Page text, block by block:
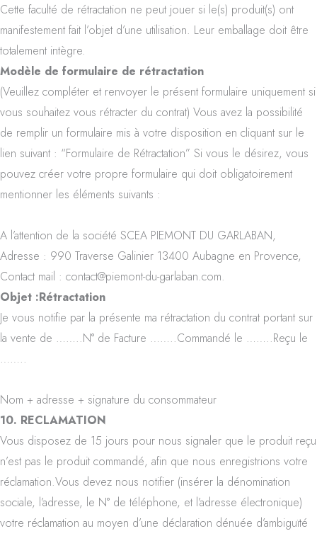
Cette faculté de rétractation ne peut jouer si le(s) produit(s) ont
manifestement fait l’objet d’une utilisation. Leur emballage doit être
totalement intègre.
Modèle de formulaire de rétractation
(Veuillez compléter et renvoyer le présent formulaire uniquement si
vous souhaitez vous rétracter du contrat) Vous avez la possibilité
de remplir un formulaire mis à votre disposition en cliquant sur le
lien suivant : “Formulaire de Rétractation” Si vous le désirez, vous
pouvez créer votre propre formulaire qui doit obligatoirement
mentionner les éléments suivants :
A l’attention de la société SCEA PIEMONT DU GARLABAN,
Adresse : 990 Traverse Galinier 13400 Aubagne en Provence,
Contact mail : contact@piemont-du-garlaban.com.
Objet :Rétractation
Je vous notifie par la présente ma rétractation du contrat portant sur
la vente de ……..N° de Facture ……..Commandé le ……..Reçu le
……..
Nom + adresse + signature du consommateur
10. RECLAMATION
Vous disposez de 15 jours pour nous signaler que le produit reçu
n’est pas le produit commandé, afin que nous enregistrions votre
réclamation.Vous devez nous notifier (insérer la dénomination
sociale, l’adresse, le N° de téléphone, et l’adresse électronique)
votre réclamation au moyen d’une déclaration dénuée d’ambiguïté